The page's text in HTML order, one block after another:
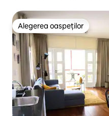
Alegerea oaspeților
Alegerea oaspeților